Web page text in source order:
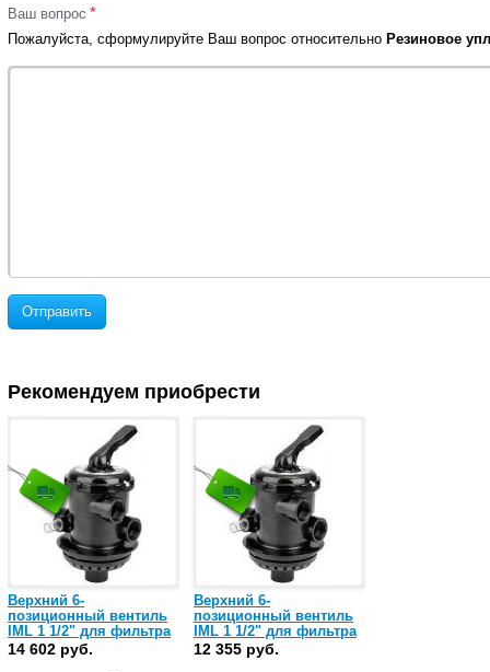
Ваш вопрос *
Пожалуйста, сформулируйте Ваш вопрос относительно Резиновое
Отправить
Рекомендуем приобрести
Верхний 6-
позиционный вентиль
IML 1 1/2" для фильтра
ROMA (PS-6405)
14 602 руб.
Верхний 6-
позиционный вентиль
IML 1 1/2" для фильтра
IML top (PS-6403)
12 355 руб.